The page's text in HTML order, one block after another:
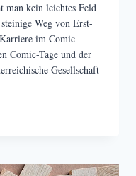
man kein leichtes Feld
Weg von Erst-
im Comic
Comic-Tage und der
Gesellschaft